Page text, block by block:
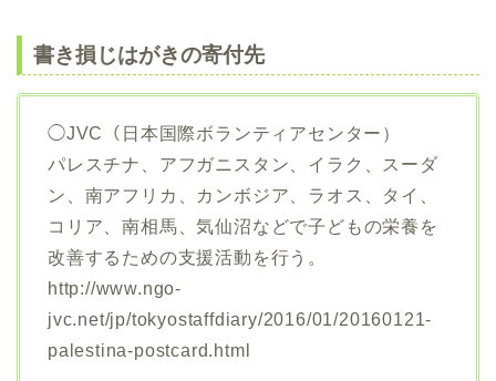
書き損じはがきの寄付先
◯JVC（日本国際ボランティアセンター）
パレスチナ、アフガニスタン、イラク、スーダ
ン、南アフリカ、カンボジア、ラオス、タイ、
コリア、南相馬、気仙沼などで子どもの栄養を
改善するための支援活動を行う。
http://www.ngo-
jvc.net/jp/tokyostaffdiary/2016/01/20160121-
palestina-postcard.html